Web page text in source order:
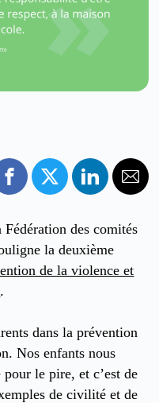
Fédération des comités
la deuxième
de la violence et
.
dans la prévention
Nos enfants nous
le pire, et c’est de
de civilité et de